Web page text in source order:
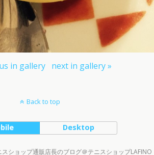
in gallery next in gallery »
Back to top
Desktop
ショップ通販店長のブログ＠テニスショップLAFINO